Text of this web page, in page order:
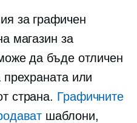
за графичен
магазин за
да бъде отличен
прехраната или
страна. Графичните
шаблони,